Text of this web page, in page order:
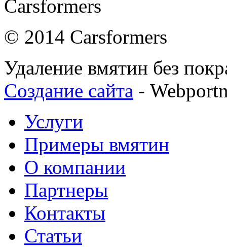
© 2014 Carsformers
Удаление вмятин без
Создание сайта -
Услуги
Примеры вмятин
О компании
Партнеры
Контакты
Статьи